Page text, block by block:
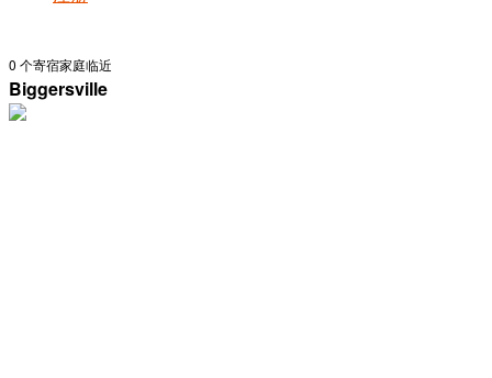
0 个寄宿家庭临近
Biggersville